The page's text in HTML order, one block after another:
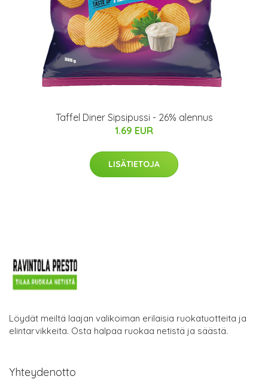
Taffel Diner Sipsipussi - 26% alennus
1.69 EUR
LISÄTIETOJA
Löydät meiltä laajan valikoiman erilaisia ruokatuotteita ja
elintarvikkeita. Osta halpaa ruokaa netistä ja säästä.
Yhteydenotto